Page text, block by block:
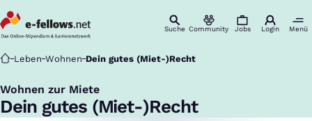
Suche Community Jobs Login Menü
Startseite
Leben Wohnen Dein gutes (Miet-)Recht
Wohnen zur Miete
:
Dein gutes (Miet-)Recht